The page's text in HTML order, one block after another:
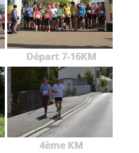
Départ 7-16KM
4ème KM